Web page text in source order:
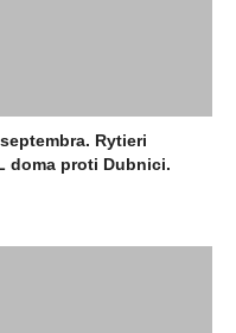
Rytieri
doma proti Dubnici.